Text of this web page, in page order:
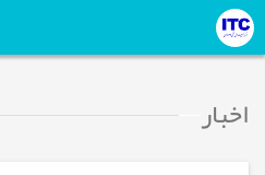
اخبار